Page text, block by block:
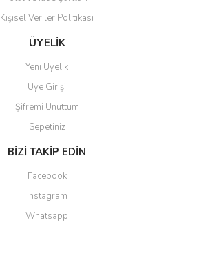
Kişisel Veriler Politikası
ÜYELİK
Yeni Üyelik
Üye Girişi
Şifremi Unuttum
Sepetiniz
BİZİ TAKİP EDİN
Facebook
Instagram
Whatsapp